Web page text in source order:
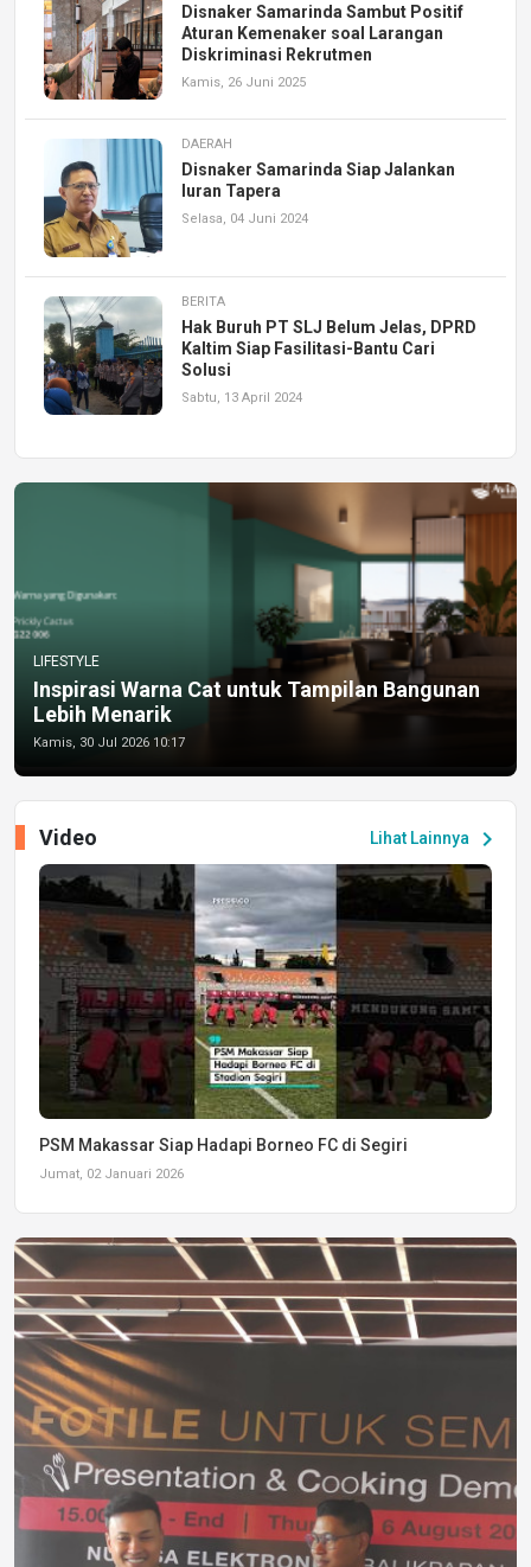
Disnaker Samarinda Sambut Positif
Aturan Kemenaker soal Larangan
Diskriminasi Rekrutmen
Kamis, 26 Juni 2025
DAERAH
Disnaker Samarinda Siap Jalankan
Iuran Tapera
Selasa, 04 Juni 2024
BERITA
Hak Buruh PT SLJ Belum Jelas, DPRD
Kaltim Siap Fasilitasi-Bantu Cari
Solusi
Sabtu, 13 April 2024
LIFESTYLE
Inspirasi Warna Cat untuk Tampilan Bangunan
Lebih Menarik
Kamis, 30 Jul 2026 10:17
Lihat Lainnya chevron_right
Video
PSM Makassar Siap Hadapi Borneo FC di Segiri
Jumat, 02 Januari 2026